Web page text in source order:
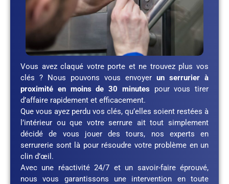
Vous avez claqué votre porte et ne trouvez plus vos
clés ? Nous pouvons vous envoyer un serrurier à
proximité en moins de 30 minutes pour vous tirer
d’affaire rapidement et efficacement.
Que vous ayez perdu vos clés, qu’elles soient restées à
l’intérieur ou que votre serrure ait tout simplement
décidé de vous jouer des tours, nos experts en
serrurerie sont là pour résoudre votre problème en un
clin d’œil.
Avec une réactivité 24/7 et un savoir-faire éprouvé,
nous vous garantissons une intervention en toute